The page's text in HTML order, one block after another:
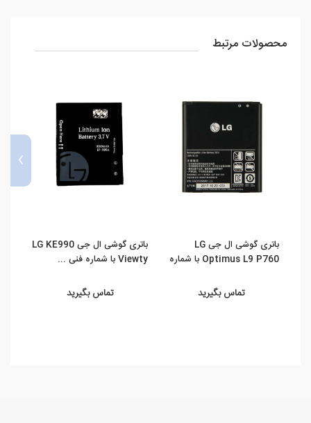
محصولات مرتبط
باتری گوشی ال جی LG
Optimus L9 P760 با شماره
تماس بگیرید
باتری گوشی ال جی LG KE990
Viewty با شماره فنی ...
تماس بگیرید
›